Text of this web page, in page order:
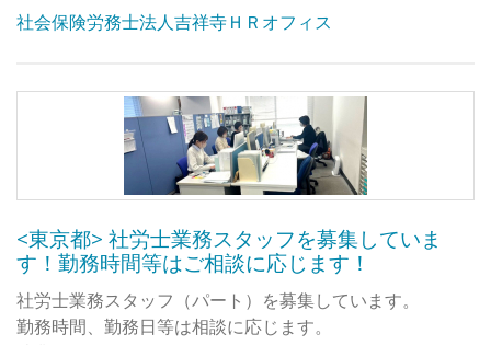
この度、スイスへ長期留学に行くことになったので泣く泣
たくないです。
もっと長く働きたかった、そう思えるような温かく、家族
のような、でもたくさん成長できるような素晴らしい職場
あの時、長澤労法管理事務所を選んで本当に良かったと心
■大学生アルバイト卒業生の声（Hさん）
私は以前、長期インターンをしていた企業で給料未払い等
急なお休みを皆でフォローしたり、在宅勤務も組み合わせ
オフィスに来た方が驚かれるのは、書類が少ないことで
業務はすべてペーパーレスで完結するようにしていますの
オフィスもスッキリしていますし、在宅勤務も支障なく進
めることができます。
今回は、次の10年に向けた体制整備のため、
社労士資格をお持ちで実務経験のある方を募集していま
す。
社会保険労務士法人吉祥寺ＨＲオフィス
<東京都> 社労士業務スタッフを募集していま
す！勤務時間等はご相談に応じます！
社労士業務スタッフ（パート）を募集しています。
勤務時間、勤務日等は相談に応じます。